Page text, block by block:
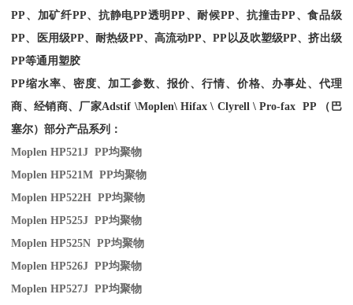
PP、加矿纤PP、抗静电PP透明PP、耐候PP、抗撞击PP、食品级
PP、医用级PP、耐热级PP、高流动PP、PP以及吹塑级PP、挤出级
PP等通用塑胶
PP缩水率、密度、加工参数、报价、行情、价格、办事处、代理
商、经销商、厂家Adstif \Moplen\ Hifax \ Clyrell \ Pro-fax PP （巴
塞尔）部分产品系列：
Moplen HP521J PP均聚物
Moplen HP521M PP均聚物
Moplen HP522H PP均聚物
Moplen HP525J PP均聚物
Moplen HP525N PP均聚物
Moplen HP526J PP均聚物
Moplen HP527J PP均聚物